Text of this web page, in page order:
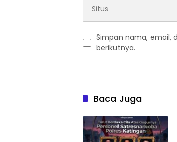
Simpan nama, email,
berikutnya.
Baca Juga